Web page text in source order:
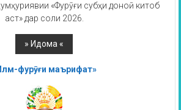
«Фурӯғи субҳи доноӣ китоб
аст» дар соли 2026.
фурӯғи маърифат»